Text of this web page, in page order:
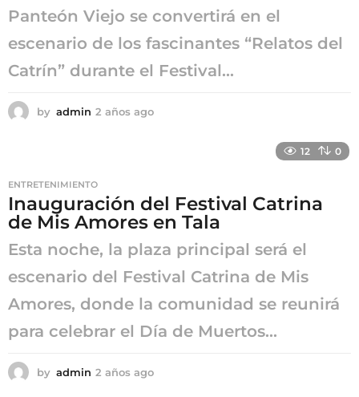
Panteón Viejo se convertirá en el
escenario de los fascinantes “Relatos del
Catrín” durante el Festival...
by admin 2 años ago
g
o
12 0
ENTRETENIMIENTO
Inauguración del Festival Catrina
de Mis Amores en Tala
Esta noche, la plaza principal será el
escenario del Festival Catrina de Mis
Amores, donde la comunidad se reunirá
para celebrar el Día de Muertos...
by admin 2 años ago